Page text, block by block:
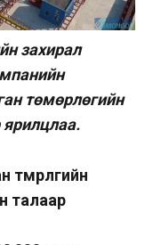
захирал
төмөрлөгийн
ярилцлаа.
талаар